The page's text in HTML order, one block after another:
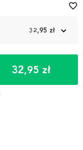
32,95 zł
32,95 zł
favorite_border